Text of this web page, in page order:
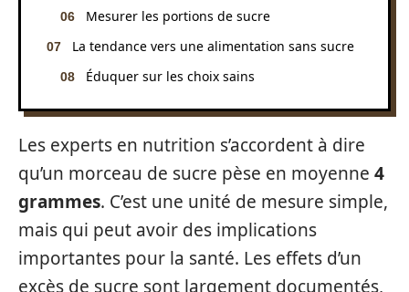
Mesurer les portions de sucre
La tendance vers une alimentation sans sucre
Éduquer sur les choix sains
Les experts en nutrition s’accordent à dire
qu’un morceau de sucre pèse en moyenne 4
grammes. C’est une unité de mesure simple,
mais qui peut avoir des implications
importantes pour la santé. Les effets d’un
excès de sucre sont largement documentés,